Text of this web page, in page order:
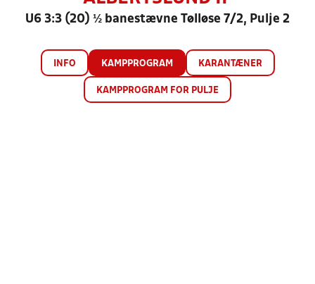
U6 3:3 (20) ½ banestævne Tølløse 7/2, Pulje 2
INFO KAMPPROGRAM KARANTÆNER
KAMPPROGRAM FOR PULJE